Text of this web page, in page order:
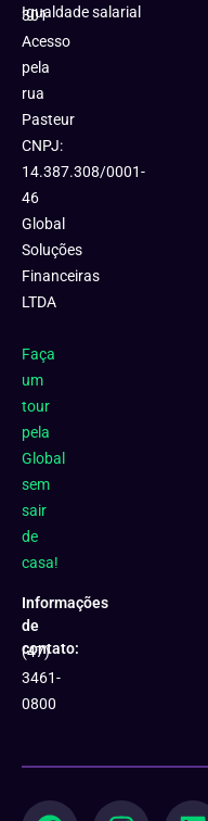
301
Acesso
pela
rua
Pasteur
CNPJ:
14.387.308/0001-
46
Global
Soluções
Financeiras
LTDA
Faça
um
tour
pela
Global
sem
sair
de
casa!
Informações
de
contato:
(47)
3461-
0800
Igualdade salarial
F I L
Y